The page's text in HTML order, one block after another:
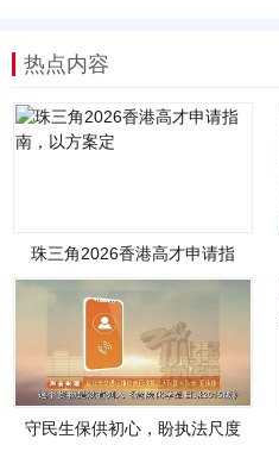
热点内容
珠三角2026香港高才申请指
守民生保供初心，盼执法尺度